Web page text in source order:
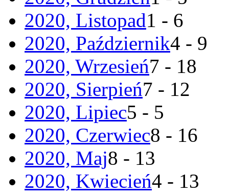
2020, Listopad1 - 6
2020, Październik4 - 9
2020, Wrzesień7 - 18
2020, Sierpień7 - 12
2020, Lipiec5 - 5
2020, Czerwiec8 - 16
2020, Maj8 - 13
2020, Kwiecień4 - 13